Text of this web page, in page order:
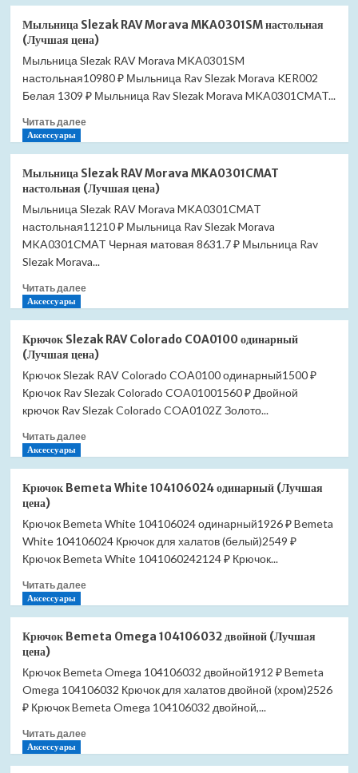
Мыльница
Slezak
RAV
Morava
MKA0301Z
настольная
цена)
Мыльница Slezak RAV Morava MKA0301SM настольная
(Лучшая цена)
Мыльница Slezak RAV Morava MKA0301SM
настольная10980 ₽ Мыльница Rav Slezak Morava KER002
Белая 1309 ₽ Мыльница Rav Slezak Morava MKA0301CMAT...
Читать далееПрочитать
Мыльница
Slezak
RAV
Morava
MKA0301SM
настольная
Аксессуары
Мыльница Slezak RAV Morava MKA0301CMAT
настольная (Лучшая цена)
Мыльница Slezak RAV Morava MKA0301CMAT
настольная11210 ₽ Мыльница Rav Slezak Morava
MKA0301CMAT Черная матовая 8631.7 ₽ Мыльница Rav
Slezak Morava...
Читать далееПрочитать
Мыльница
Slezak
RAV
Morava
MKA0301CMAT
настольная
цена)
Аксессуары
Крючок Slezak RAV Colorado COA0100 одинарный
(Лучшая цена)
Крючок Slezak RAV Colorado COA0100 одинарный1500 ₽
Крючок Rav Slezak Colorado COA01001560 ₽ Двойной
крючок Rav Slezak Colorado COA0102Z Золото...
Читать далееПрочитать
Slezak
Colorado
COA0100
одинарный
цена)
Аксессуары
Крючок Bemeta White 104106024 одинарный (Лучшая
цена)
Крючок Bemeta White 104106024 одинарный1926 ₽ Bemeta
White 104106024 Крючок для халатов (белый)2549 ₽
Крючок Bemeta White 1041060242124 ₽ Крючок...
Читать далееПрочитать
Bemeta
104106024
одинарный
(Лучшая
Аксессуары
Крючок Bemeta Omega 104106032 двойной (Лучшая
цена)
Крючок Bemeta Omega 104106032 двойной1912 ₽ Bemeta
Omega 104106032 Крючок для халатов двойной (хром)2526
₽ Крючок Bemeta Omega 104106032 двойной,...
Читать далееПрочитать
Аксессуары